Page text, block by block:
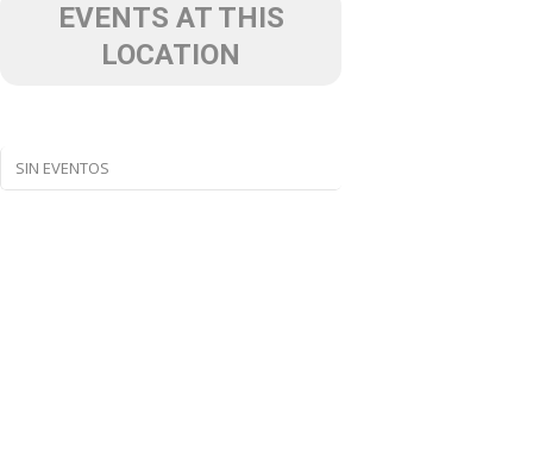
EVENTS AT THIS
LOCATION
SIN EVENTOS